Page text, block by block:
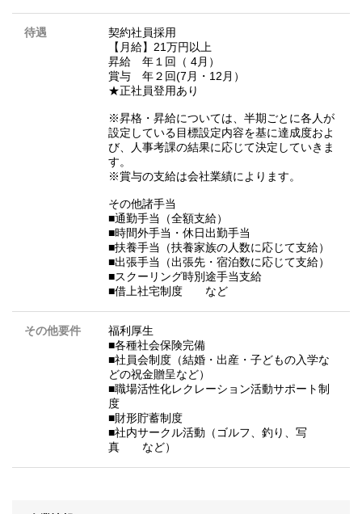
待遇
契約社員採用
【月給】21万円以上
昇給 年１回（ 4月）
賞与 年２回(7月・12月）
★正社員登用あり
※昇格・昇給については、半期ごとに各人が
設定している目標設定内容を基に達成度およ
び、人事考課の結果に応じて決定していきま
す。
※賞与の支給は会社業績によります。
その他諸手当
■通勤手当（全額支給）
■時間外手当・休日出勤手当
■扶養手当（扶養家族の人数に応じて支給）
■出張手当（出張先・宿泊数に応じて支給）
■スクーリング時別途手当支給
■借上社宅制度 など
その他要件
福利厚生
■各種社会保険完備
■社員会制度（結婚・出産・子どもの入学な
どの祝金贈呈など）
■職場活性化レクレーション活動サポート制
度
■財形貯蓄制度
■社内サークル活動（ゴルフ、釣り、写
真 など）